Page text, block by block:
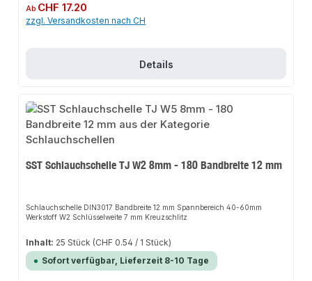
Regulärer Preis:
Ab CHF 17.20
zzgl. Versandkosten nach CH
Details
SST Schlauchschelle TJ W2 8mm - 180 Bandbreite 12 mm
Schlauchschelle DIN3017 Bandbreite 12 mm Spannbereich 40-60mm
Werkstoff W2 Schlüsselweite 7 mm Kreuzschlitz
Inhalt: 25 Stück (CHF 0.54 / 1 Stück)
Sofort verfügbar, Lieferzeit 8-10 Tage